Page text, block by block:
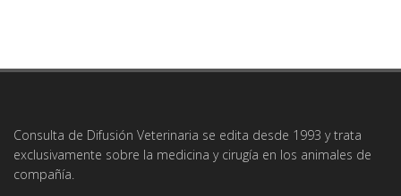
Consulta de Difusión Veterinaria se edita desde 1993 y trata
exclusivamente sobre la medicina y cirugía en los animales de
compañía.